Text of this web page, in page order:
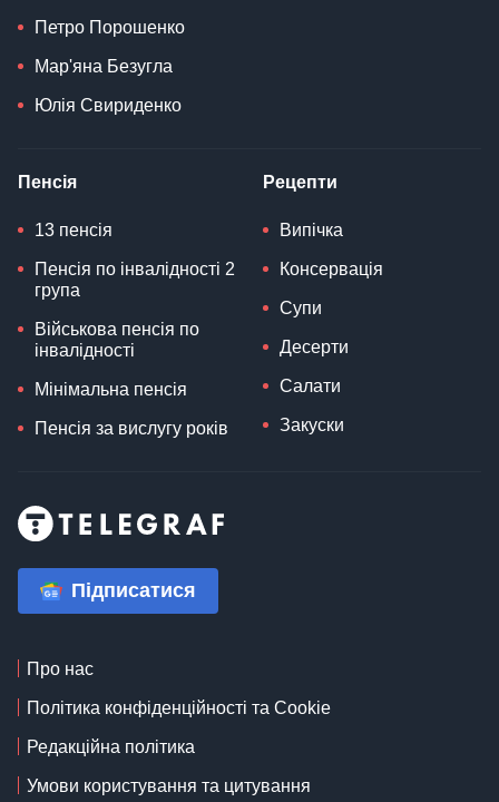
Петро Порошенко
Мар'яна Безугла
Юлія Свириденко
Пенсія
13 пенсія
Пенсія по інвалідності 2
група
Військова пенсія по
інвалідності
Мінімальна пенсія
Пенсія за вислугу років
Рецепти
Випічка
Консервація
Супи
Десерти
Салати
Закуски
Підписатися
Про нас
Політика конфіденційності та Cookie
Редакційна політика
Умови користування та цитування